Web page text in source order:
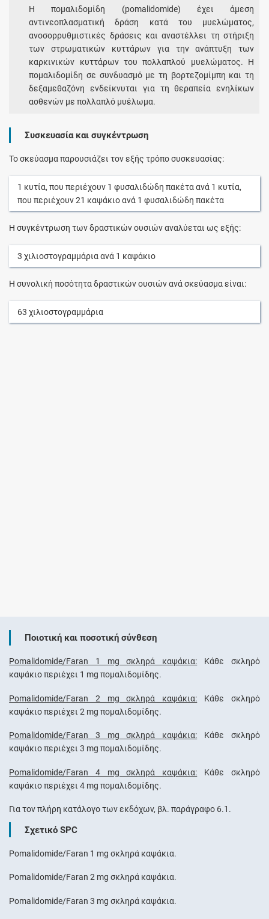
Η πομαλιδομίδη (pomalidomide) έχει άμεση
αντινεοπλασματική δράση κατά του μυελώματος,
ανοσορρυθμιστικές δράσεις και αναστέλλει τη στήριξη
των στρωματικών κυττάρων για την ανάπτυξη των
καρκινικών κυττάρων του πολλαπλού μυελώματος. Η
πομαλιδομίδη σε συνδυασμό με τη βορτεζομίμπη και τη
δεξαμεθαζόνη ενδείκνυται για τη θεραπεία ενηλίκων
ασθενών με πολλαπλό μυέλωμα.
Συσκευασία και συγκέντρωση
Το σκεύασμα παρουσιάζει τον εξής τρόπο συσκευασίας:
1 κυτία, που περιέχουν 1 φυσαλιδώδη πακέταανά 1 κυτία,
που περιέχουν21 καψάκιοανά 1 φυσαλιδώδη πακέτα
Η συγκέντρωση των δραστικών ουσιών αναλύεται ως εξής:
3 χιλιοστογραμμάριαανά 1 καψάκιο
Η συνολική ποσότητα δραστικών ουσιών ανά σκεύασμα είναι:
63 χιλιοστογραμμάρια
Ποιοτική και ποσοτική σύνθεση
Pomalidomide/Faran 1 mg σκληρά καψάκια: Κάθε σκληρό
καψάκιο περιέχει 1 mg πομαλιδομίδης.
Pomalidomide/Faran 2 mg σκληρά καψάκια: Κάθε σκληρό
καψάκιο περιέχει 2 mg πομαλιδομίδης.
Pomalidomide/Faran 3 mg σκληρά καψάκια: Κάθε σκληρό
καψάκιο περιέχει 3 mg πομαλιδομίδης.
Pomalidomide/Faran 4 mg σκληρά καψάκια: Κάθε σκληρό
καψάκιο περιέχει 4 mg πομαλιδομίδης.
Για τον πλήρη κατάλογο των εκδόχων, βλ. παράγραφο 6.1.
Σχετικό SPC
Pomalidomide/Faran 1 mg σκληρά καψάκια.
Pomalidomide/Faran 2 mg σκληρά καψάκια.
Pomalidomide/Faran 3 mg σκληρά καψάκια.